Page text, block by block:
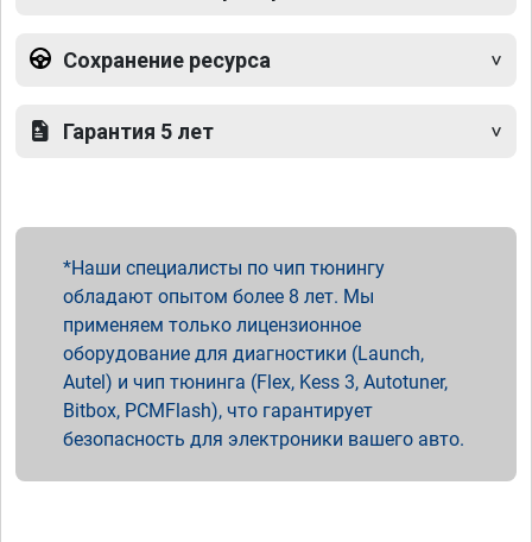
Сохранение ресурса
Гарантия 5 лет
Наши специалисты по чип тюнингу
обладают опытом более 8 лет. Мы
применяем только лицензионное
оборудование для диагностики (Launch,
Autel) и чип тюнинга (Flex, Kess 3, Autotuner,
Bitbox, PCMFlash), что гарантирует
безопасность для электроники вашего авто.